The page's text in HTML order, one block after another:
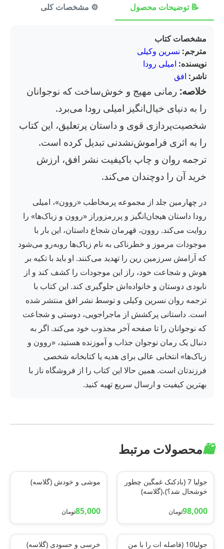
📝 توضیحات محصول ⚙️ مشخصات کلی
مشخصات کتاب
مترجم: نسرین وکیلی
نویسنده: امیلی رودا
ناشر: افق
خلاصه: رمانی مهیج و خوش‌ساخت که نوجوانان
را به دنیای خیال‌انگیز امیلی رودا می‌برد.
شخصیت‌پردازی قوی و داستان پرتعلیق، این کتاب
را به اثری فراموش‌نشدنی تبدیل کرده است.
ترجمه روان و چاپ باکیفیت نشر افق، ارزش
خرید آن را دوچندان می‌کند.
در چهارمین جلد از مجموعه پرمخاطب «روون»، امیلی
رودا داستان هیجان‌انگیز و پررمزوراز «روون و زباک‌ها» را
روایت می‌کند. روون، قهرمان شجاع داستان، این بار با
موجودات مرموز و خطرناکی به نام زباک‌ها روبه‌رو می‌شود
که آرامش سرزمین رین را تهدید می‌کنند. او باید با تکیه بر
هوش و شجاعت خود، راز این موجودات را کشف کند و از
نابودی دوستان و خانواده‌اش جلوگیری کند. این کتاب با
ترجمه روان نسرین وکیلی و توسط نشر افق منتشر شده
است. داستانی پرکشش از ماجراجویی، دوستی و شجاعت
که نوجوانان را تا صفحه آخر مجذوب خود می‌کند. اگر به
دنبال یک رمان نوجوان جذاب و آموزنده هستید، «روون و
زباک‌ها» انتخابی عالی برای هدیه یا کتابخانه شخصی
فرزندتان است. همین حالا این کتاب را از فروشگاه ناز با
بهترین کیفیت و ارسال سریع تهیه کنید.
🛍️محصولات مرتبط
جولیا 7 (بادکنک غمگین چطور
خوشحال شد؟)،(گلاسه)
98,000تومان
موشی و خودش (گلاسه)
85,000تومان
جولیا10 (فاصله ات را با من خرسی و حسودی (گلاسه)